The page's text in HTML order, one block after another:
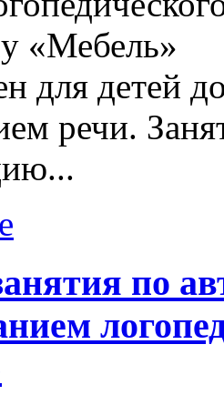
«Мебель»
для детей
речи.
по